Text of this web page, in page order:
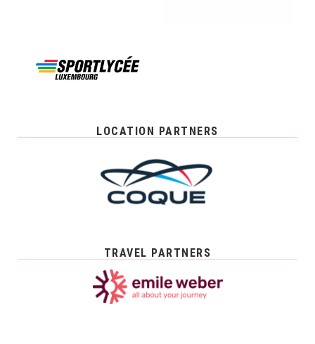
LOCATION PARTNERS
TRAVEL PARTNERS